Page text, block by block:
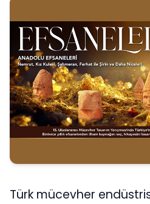
Türk mücevher